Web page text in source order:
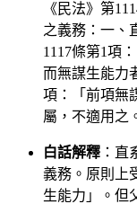
《民法》第
之義務：一、
1117條第1項
而無謀生能力
項：「前項無
屬，不適用之
白話解釋 ：直
義務。原則上
生能力」。但